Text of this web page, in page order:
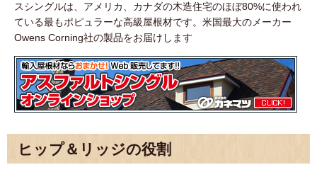
スシングルは、アメリカ、カナダの木造住宅のほぼ80%に使われ
ている最もポピュラーな高級屋根材です。米国最大のメーカー
Owens Corning社の製品をお届けします
ヒップ＆リッジの役割